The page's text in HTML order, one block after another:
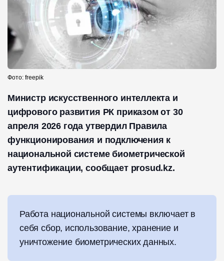
Фото: freepik
Министр искусственного интеллекта и
цифрового развития РК приказом от 30
апреля 2026 года утвердил Правила
функционирования и подключения к
национальной системе биометрической
аутентификации, сообщает prosud.kz.
Работа национальной системы включает в
себя сбор, использование, хранение и
уничтожение биометрических данных.